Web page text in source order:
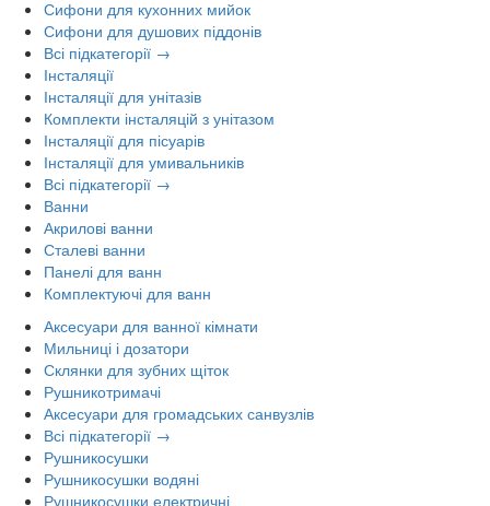
Сифони для кухонних мийок
Сифони для душових піддонів
Всі підкатегорії →
Інсталяції
Інсталяції для унітазів
Комплекти інсталяцій з унітазом
Інсталяції для пісуарів
Інсталяції для умивальників
Всі підкатегорії →
Ванни
Акрилові ванни
Сталеві ванни
Панелі для ванн
Комплектуючі для ванн
Аксесуари для ванної кімнати
Мильниці і дозатори
Склянки для зубних щіток
Рушникотримачі
Аксесуари для громадських санвузлів
Всі підкатегорії →
Рушникосушки
Рушникосушки водяні
Рушникосушки електричні